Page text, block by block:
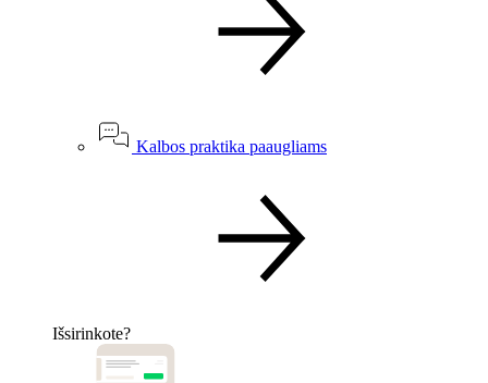
Kalbos praktika paaugliams
Išsirinkote?